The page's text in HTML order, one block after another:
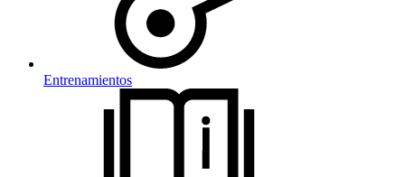
Entrenamientos